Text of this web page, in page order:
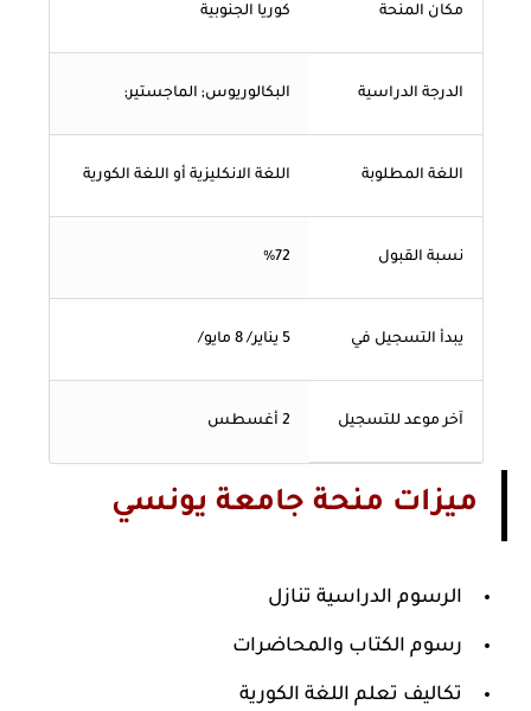
مكان المنحة كوريا الجنوبية
الدرجة الدراسية البكالوريوس; الماجستير;
اللغة المطلوبة اللغة الانكليزية أو اللغة الكورية
نسبة القبول %72
يبدأ التسجيل في 5 يناير/ 8 مايو/
آخر موعد للتسجيل 2 أغسطس
ميزات منحة جامعة يونسي
الرسوم الدراسية تنازل
رسوم الكتاب والمحاضرات
تكاليف تعلم اللغة الكورية